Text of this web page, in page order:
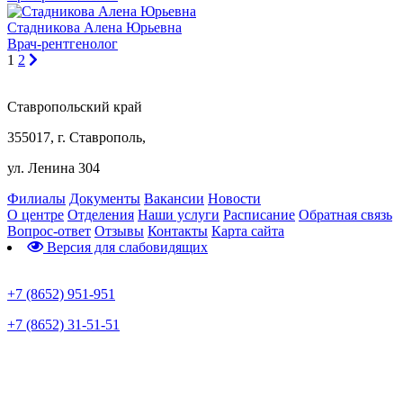
Стадникова Алена Юрьевна
Врач-рентгенолог
1 2
Ставропольский край
355017, г. Ставрополь,
ул. Ленина 304
Филиалы Документы Вакансии Новости
О центре Отделения Наши услуги Расписание Обратная связь
Вопрос-ответ Отзывы Контакты Карта сайта
Версия для слабовидящих
+7 (8652) 951-951
+7 (8652) 31-51-51